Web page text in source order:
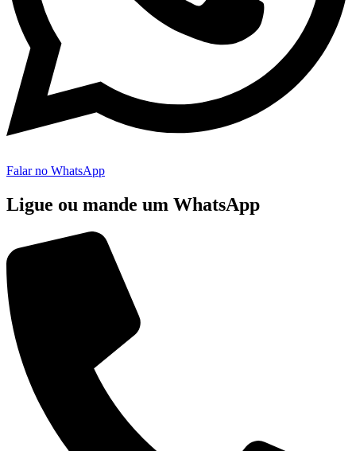
Falar no WhatsApp
Ligue ou mande um WhatsApp